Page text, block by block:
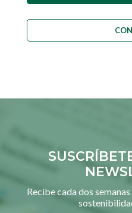
Recibe cada dos